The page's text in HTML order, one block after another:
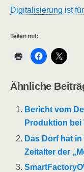
Digitalisierung ist
Teilen mit:
Ähnliche
Bericht vom
Produktion bei
Das Dorf hat
Zeitalter der